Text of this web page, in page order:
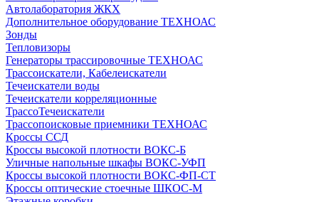
Автолаборатория ЖКХ
Дополнительное оборудование ТЕХНОАС
Зонды
Тепловизоры
Генераторы трассировочные ТЕХНОАС
Трассоискатели, Кабелеискатели
Течеискатели воды
Течеискатели корреляционные
ТрассоТечеискатели
Трассопоисковые приемники ТЕХНОАС
Кроссы ССД
Кроссы высокой плотности ВОКС-Б
Уличные напольные шкафы ВОКС-УФП
Кроссы высокой плотности ВОКС-ФП-СТ
Кроссы оптические стоечные ШКОС-М